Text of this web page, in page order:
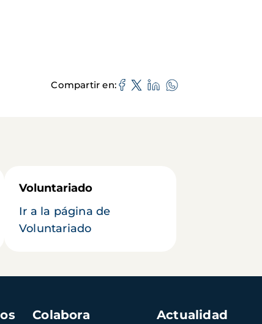
Compartir en
Voluntariado
Ir a la página de
Voluntariado
Colabora Actualidad